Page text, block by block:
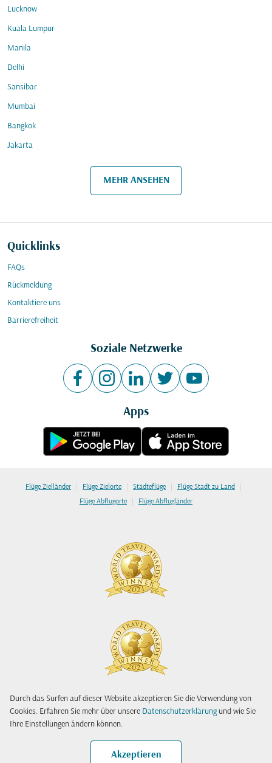
Durch das Surfen auf dieser Website akzeptieren Sie die Verwendung von
Cookies. Erfahren Sie mehr über unsere Datenschutzerklärung und wie Sie
Ihre Einstellungen ändern können.
Akzeptieren
Lucknow
Kuala Lumpur
Manila
Delhi
Sansibar
Mumbai
Bangkok
Jakarta
MEHR ANSEHEN
Quicklinks
FAQs
Rückmeldung
Kontaktiere uns
Barrierefreiheit
Soziale Netzwerke
Apps
Flüge Zielländer | Flüge Zielorte | Städteflüge | Flüge Stadt zu Land |
Flüge Abflugorte | Flüge Abflugländer